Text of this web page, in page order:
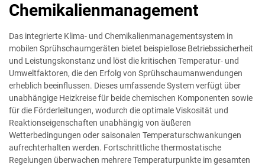
Chemikalienmanagement
Das integrierte Klima- und Chemikalienmanagementsystem in
mobilen Sprühschaumgeräten bietet beispiellose Betriebssicherheit
und Leistungskonstanz und löst die kritischen Temperatur- und
Umweltfaktoren, die den Erfolg von Sprühschaumanwendungen
erheblich beeinflussen. Dieses umfassende System verfügt über
unabhängige Heizkreise für beide chemischen Komponenten sowie
für die Förderleitungen, wodurch die optimale Viskosität und
Reaktionseigenschaften unabhängig von äußeren
Wetterbedingungen oder saisonalen Temperaturschwankungen
aufrechterhalten werden. Fortschrittliche thermostatische
Regelungen überwachen mehrere Temperaturpunkte im gesamten